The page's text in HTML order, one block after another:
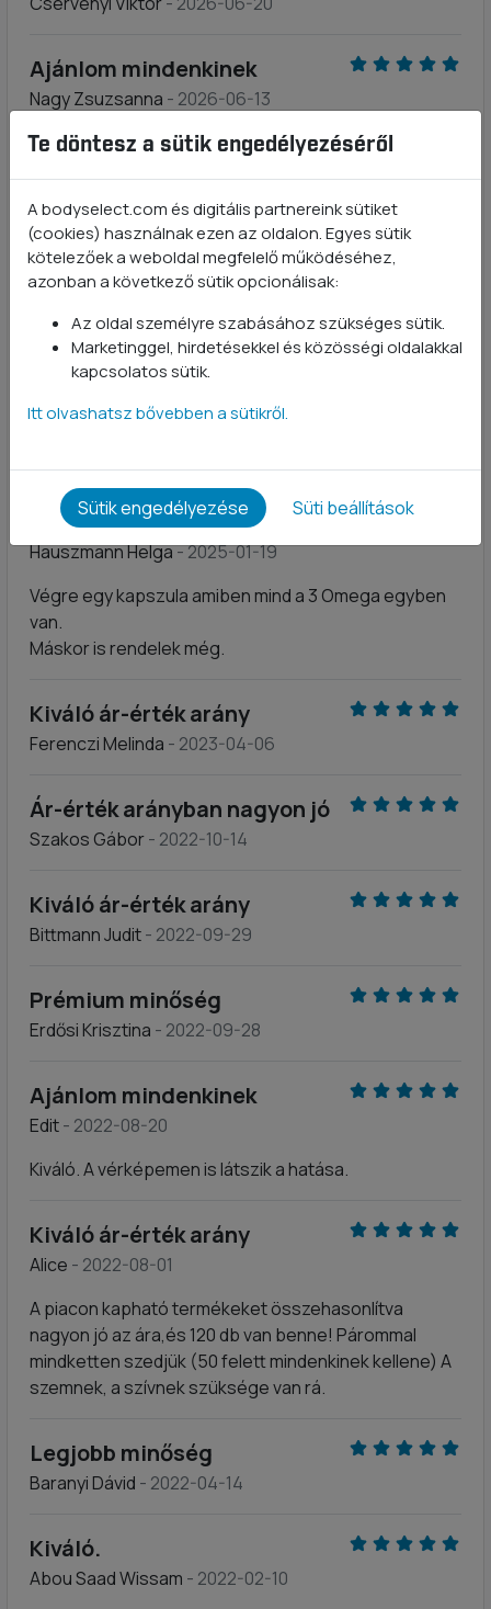
Ajánlom mindenkinek
Nagy Zsuzsanna - 2026-06-13
Nagyon régóta szedjük, meg vagyok vele elégedve.
Kiváló ár-érték arány
Kobzik-Heim Zita- 2026-03-14
A hatását még nem tudom, hogy jó lesz vagy sem. A
szintén , hiszen nem kevés mennyiség van benne.
Biztos, hogy amint fogy Önöktől rendelek.
Prémium minőség
Ajánlom mindenkinek
Hauszmann Helga- 2025-01-19
Végre egy kapszula amiben mind a 3 Omega egyben
van.
Máskor is rendelek még.
Kiváló ár-érték arány
Ferenczi Melinda - 2023-04-06
Ár-érték arányban nagyon jó
Szakos Gábor- 2022-10-14
Kiváló ár-érték arány
Bittmann Judit- 2022-09-29
Prémium minőség
Erdősi Krisztina - 2022-09-28
Ajánlom mindenkinek
Edit- 2022-08-20
Kiváló. A vérképemen is látszik a hatása.
Kiváló ár-érték arány
Alice - 2022-08-01
A piacon kapható termékeket összehasonlítva
nagyon jó az ára,és 120 db van benne! Párommal
mindketten szedjük (50 felett mindenkinek kellene) A
szemnek, a szívnek szüksége van rá.
Legjobb minőség
Baranyi Dávid - 2022-04-14
Kiváló.
Abou Saad Wissam - 2022-02-10
Te döntesz a sütik engedélyezéséről
A bodyselect.com és digitális partnereink sütiket
(cookies) használnak ezen az oldalon. Egyes sütik
kötelezőek a weboldal megfelelő működéséhez,
azonban a következő sütik opcionálisak:
Az oldal személyre szabásához szükséges sütik.
Marketinggel, hirdetésekkel és közösségi oldalakkal
kapcsolatos sütik.
Itt olvashatsz bővebben a sütikről.
Sütik engedélyezése Süti beállítások